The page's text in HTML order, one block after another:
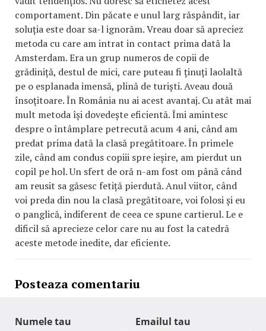
comportament. Din păcate e unul larg răspândit, iar
soluția este doar sa-l ignorăm. Vreau doar să apreciez
metoda cu care am intrat in contact prima dată la
Amsterdam. Era un grup numeros de copii de
grădiniță, destul de mici, care puteau fi ținuți laolaltă
pe o esplanada imensă, plină de turiști. Aveau două
însoțitoare. În România nu ai acest avantaj. Cu atât mai
mult metoda își dovedește eficientă. Îmi amintesc
despre o întâmplare petrecută acum 4 ani, când am
predat prima dată la clasă pregătitoare. În primele
zile, când am condus copiii spre ieșire, am pierdut un
copil pe hol. Un sfert de oră n-am fost om până când
am reusit sa găsesc fetiță pierdută. Anul viitor, când
voi preda din nou la clasă pregătitoare, voi folosi și eu
o panglică, indiferent de ceea ce spune cartierul. Le e
dificil să aprecieze celor care nu au fost la catedră
aceste metode inedite, dar eficiente.
Posteaza comentariu
Numele tau Emailul tau